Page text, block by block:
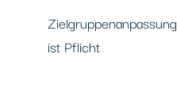
Zielgruppenanpassung
ist Pflicht